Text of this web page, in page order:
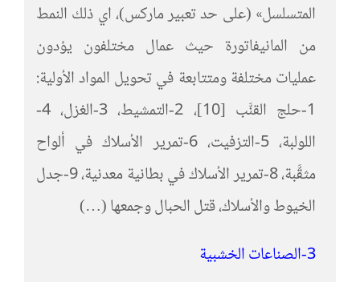
المتسلسل» (على حد تعبير ماركس)، اي ذلك النمط
من المانيفاتورة حيث عمال مختلفون يؤدون
عمليات مختلفة ومتتابعة في تحويل المواد الأولية:
1-حلج القنَّب [10]، 2-التمشيط، 3-الغزل، 4-
اللولبة، 5-التزفيت، 6-تمرير الأسلاك في ألواح
مثقَّبة، 8-تمرير الأسلاك في بطانية معدنية، 9-جدل
الخيوط والأسلاك، قتل الحبال وجمعها (…)
3-الصناعات الخشبية